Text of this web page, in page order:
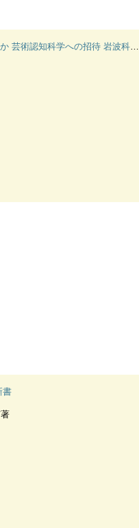
認知科学への招待 岩波科学ライブラリー
書